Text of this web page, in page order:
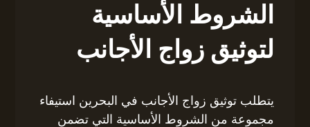
الشروط الأساسية
لتوثيق زواج الأجانب
يتطلب توثيق زواج الأجانب في البحرين استيفاء
مجموعة من الشروط الأساسية التي تضمن